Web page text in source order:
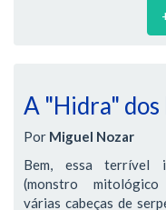
A "Hidra" dos
Por Miguel Nozar
Bem, essa terrível
(monstro
várias cabeças de